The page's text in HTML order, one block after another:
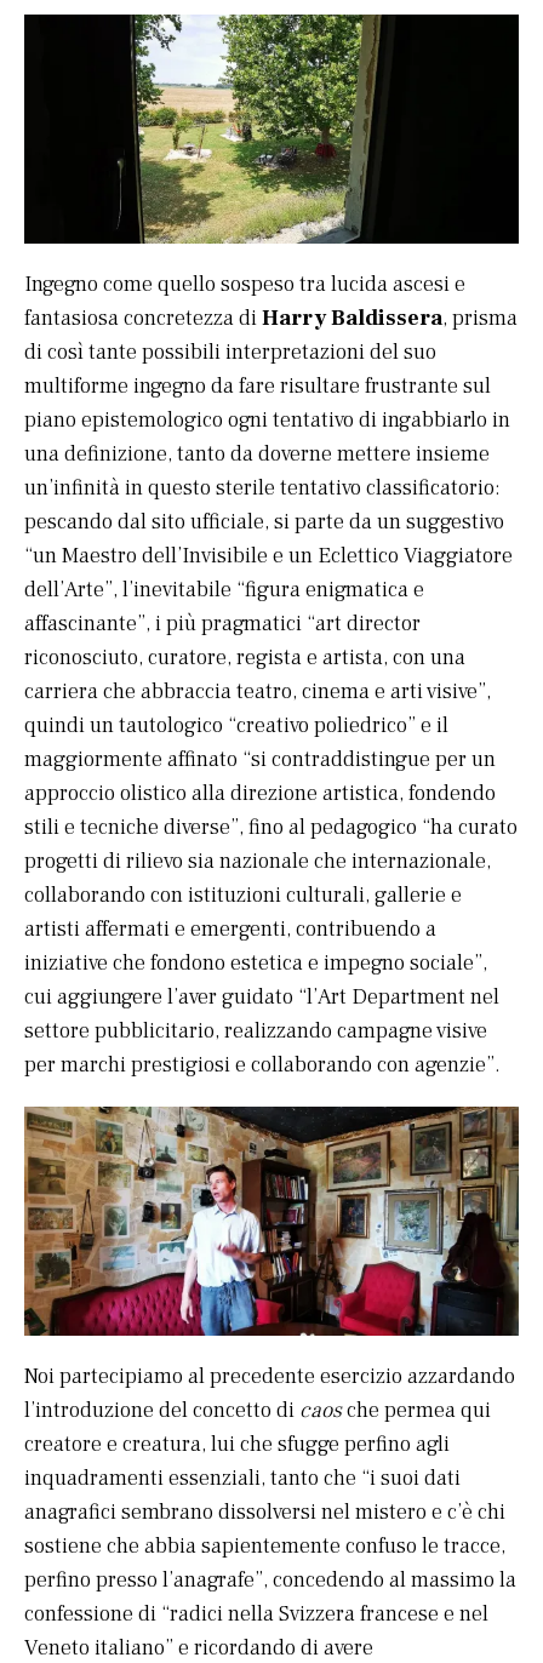
Ingegno come quello sospeso tra lucida ascesi e
fantasiosa concretezza diHarry Baldissera, prisma
di così tante possibili interpretazioni del suo
multiforme ingegno da fare risultare frustrante sul
piano epistemologico ogni tentativo di ingabbiarlo in
una definizione, tanto da doverne mettere insieme
un’infinità in questo sterile tentativo classificatorio:
pescando dal sito ufficiale, si parte da un suggestivo
“un Maestro dell’Invisibile e un Eclettico Viaggiatore
dell’Arte”, l’inevitabile “figura enigmatica e
affascinante”, i più pragmatici “art director
riconosciuto, curatore, regista e artista, con una
carriera che abbraccia teatro, cinema e arti visive”,
quindi un tautologico “creativo poliedrico” e il
maggiormente affinato “si contraddistingue per un
approccio olistico alla direzione artistica, fondendo
stili e tecniche diverse”, fino al pedagogico “ha curato
progetti di rilievo sia nazionale che internazionale,
collaborando con istituzioni culturali, gallerie e
artisti affermati e emergenti, contribuendo a
iniziative che fondono estetica e impegno sociale”,
cui aggiungere l’aver guidato “l’Art Department nel
settore pubblicitario, realizzando campagne visive
per marchi prestigiosi e collaborando con agenzie”.
Noi partecipiamo al precedente esercizio azzardando
l’introduzione del concetto di caosche permea qui
creatore e creatura, lui che sfugge perfino agli
inquadramenti essenziali, tanto che “i suoi dati
anagrafici sembrano dissolversi nel mistero e c’è chi
sostiene che abbia sapientemente confuso le tracce,
perfino presso l’anagrafe”, concedendo al massimo la
confessione di “radici nella Svizzera francese e nel
Veneto italiano” e ricordando di avere